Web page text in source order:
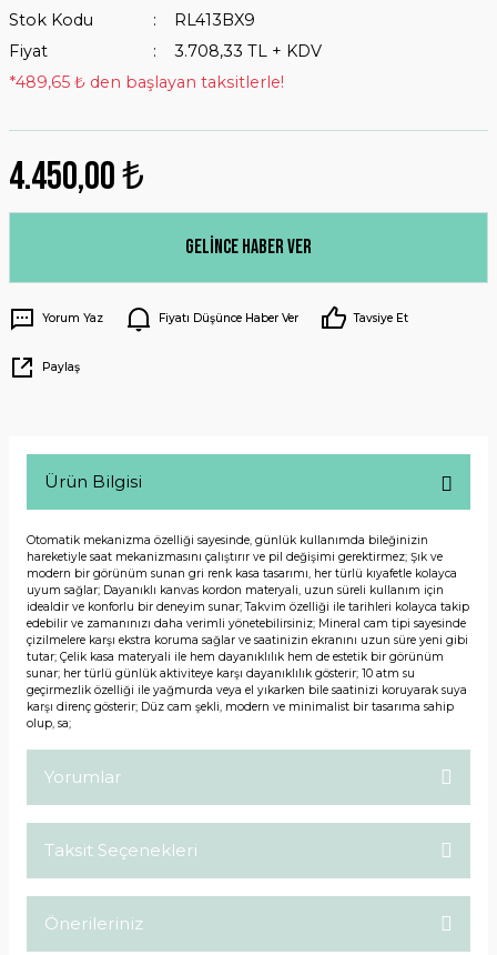
Stok Kodu
RL413BX9
Fiyat
3.708,33 TL + KDV
*489,65 ₺ den başlayan taksitlerle!
4.450,00 ₺
Gelince Haber Ver
Yorum Yaz Fiyatı Düşünce Haber Ver Tavsiye Et
Paylaş
Ürün Bilgisi
Otomatik mekanizma özelliği sayesinde, günlük kullanımda bileğinizin
hareketiyle saat mekanizmasını çalıştırır ve pil değişimi gerektirmez; Şık ve
modern bir görünüm sunan gri renk kasa tasarımı, her türlü kıyafetle kolayca
uyum sağlar; Dayanıklı kanvas kordon materyali, uzun süreli kullanım için
idealdir ve konforlu bir deneyim sunar; Takvim özelliği ile tarihleri kolayca takip
edebilir ve zamanınızı daha verimli yönetebilirsiniz; Mineral cam tipi sayesinde
çizilmelere karşı ekstra koruma sağlar ve saatinizin ekranını uzun süre yeni gibi
tutar; Çelik kasa materyali ile hem dayanıklılık hem de estetik bir görünüm
sunar; her türlü günlük aktiviteye karşı dayanıklılık gösterir; 10 atm su
geçirmezlik özelliği ile yağmurda veya el yıkarken bile saatinizi koruyarak suya
karşı direnç gösterir; Düz cam şekli, modern ve minimalist bir tasarıma sahip
olup, sa;
Yorumlar
Taksit Seçenekleri
Önerileriniz